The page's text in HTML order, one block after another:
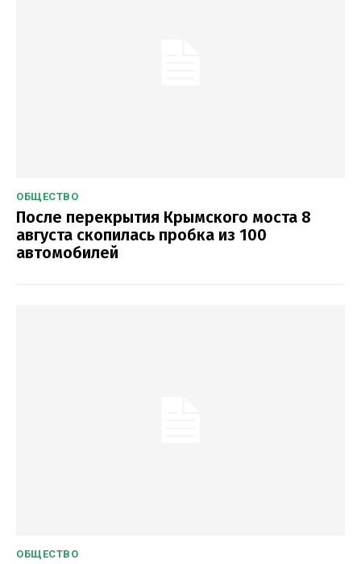
ОБЩЕСТВО
После перекрытия Крымского моста 8
августа скопилась пробка из 100
автомобилей
ОБЩЕСТВО